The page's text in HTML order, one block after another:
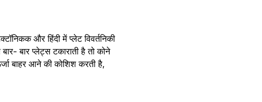
और हिंदी में प्‍लेट विवर्तनिकी
बार प्‍लेट्स टकाराती है तो कोने
बाहर आने की कोशिश करती है,